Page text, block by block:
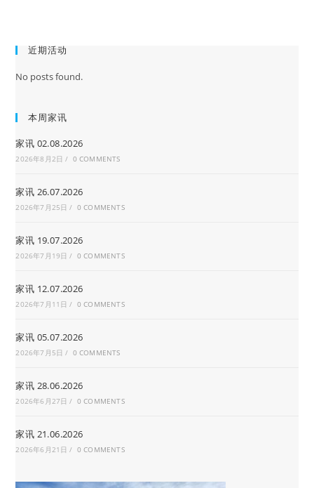
近期活动
No posts found.
本周家讯
家讯 02.08.2026
2026年8月2日 / 0 COMMENTS
家讯 26.07.2026
2026年7月25日 / 0 COMMENTS
家讯 19.07.2026
2026年7月19日 / 0 COMMENTS
家讯 12.07.2026
2026年7月11日 / 0 COMMENTS
家讯 05.07.2026
2026年7月5日 / 0 COMMENTS
家讯 28.06.2026
2026年6月27日 / 0 COMMENTS
家讯 21.06.2026
2026年6月21日 / 0 COMMENTS